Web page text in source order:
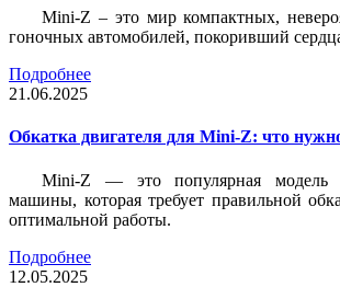
Mini-Z – это мир компактных,
гоночных автомобилей, покоривший
Подробнее
21.06.2025
Обкатка двигателя для Mini-Z: что
Mini-Z — это популярная модель
машины, которая требует правильной
оптимальной работы.
Подробнее
12.05.2025